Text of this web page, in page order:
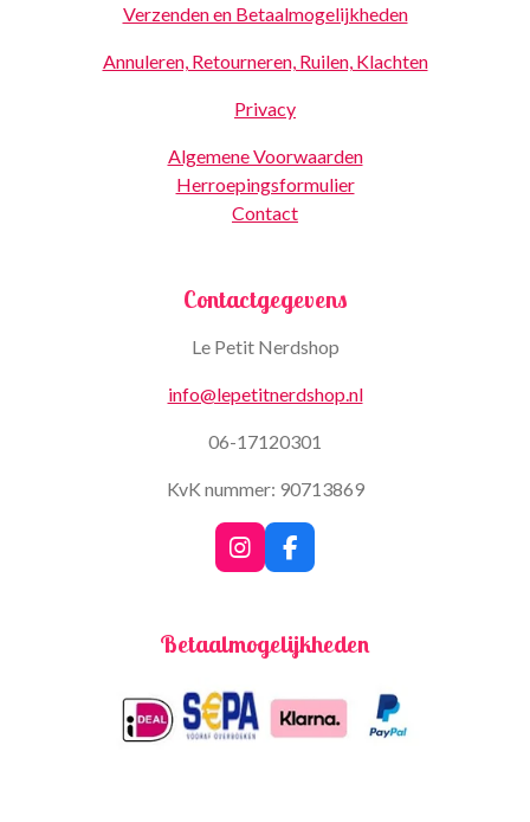
Verzenden en Betaalmogelijkheden
Annuleren, Retourneren, Ruilen, Klachten
Privacy
Algemene Voorwaarden
Herroepingsformulier
Contact
Contactgegevens
Le Petit Nerdshop
info@lepetitnerdshop.nl
06-17120301
KvK nummer: 90713869
I
n
a
r
a
m
F
a
b
k
Betaalmogelijkheden